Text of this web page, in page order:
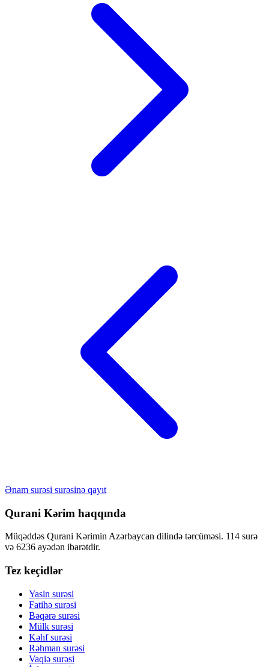
Ənam surəsi surəsinə qayıt
Qurani Kərim haqqında
Müqəddəs Qurani Kərimin Azərbaycan dilində tərcüməsi. 114 surə
və 6236 ayədən ibarətdir.
Tez keçidlər
Yasin surəsi
Fatihə surəsi
Bəqərə surəsi
Mülk surəsi
Kəhf surəsi
Rəhman surəsi
Vaqiə surəsi